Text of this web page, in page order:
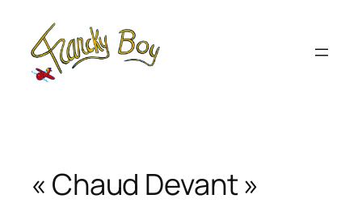
contenu
« Chaud Devant »